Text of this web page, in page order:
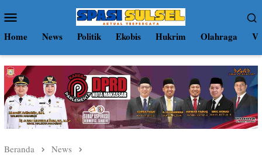
ke
kontenMobile
Home News Politik Ekobis Hukrim Olahraga
Beranda News